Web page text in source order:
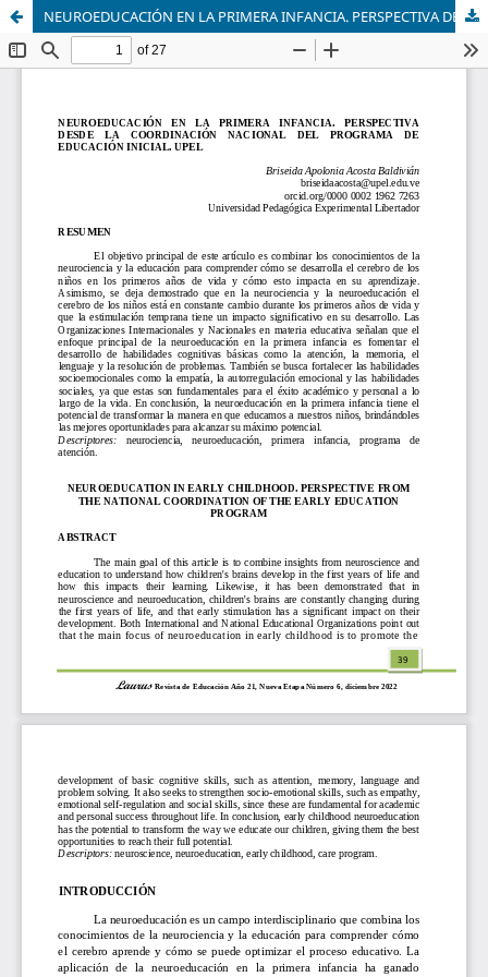
NEUROEDUCACIÓN EN LA PRIMERA INFANCIA. PERSPECTIVA DESDE LA COORDINACIÓN NACIONAL DEL PROGRAMA DE EDUCACIÓN INICIAL. UPEL